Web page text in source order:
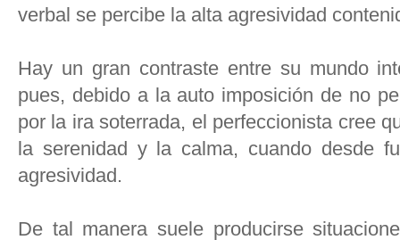
verbal se percibe la alta agresividad
Hay un gran contraste entre su mundo
pues, debido a la auto imposición de no
por la ira soterrada, el perfeccionista cree
la serenidad y la calma, cuando desde
agresividad.
De tal manera suele producirse